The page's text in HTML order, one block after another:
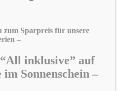
Sparpreis für unsere
–
inklusive” auf
Sonnenschein –